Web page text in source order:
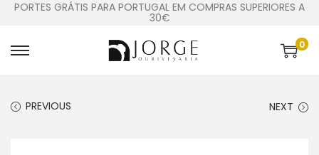
PORTES GRÁTIS PARA PORTUGAL EM COMPRAS SUPERIORES A
30€
0
PREVIOUS NEXT